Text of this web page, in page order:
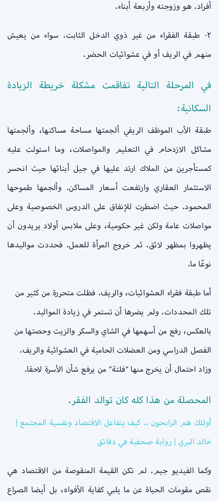
أفراد. هو وزوجته وأربعة أبناء.
٢- طبقة الفقراء من غير ذوي الدخل الثابت. سواء من يعيش
منهم في الريف أو في عشوائيات الحضر.
في المرحلة التالية تفاقمت مشكلة خريطة الزيادة
السكانية:
طبقة الأب الموظف الريفي ألجمتها مساحة مساكنها، وألجمتها
مشاكل الازدحام في التعليم والمواصلات، وما استولت عليه
كمستأجرين من الملاك ارتد عليها في جيل أبنائها حيث انحسر
الاستثمار العقاري وارتفعت أسعار المساكن. وألجمها طموحها
المحمود. حيث اضطرت للإنفاق على الدروس الخصوصية وعلى
مواصلات عامة ولكن غير حكومية، وعلى ملابس أولاد يريدون أن
يظهروا بمظهر لائق. ثم خروج المرأة للعمل. فحددت مواليدها
نوعًا ما.
أما طبقة فقراء العشوائيات، والريف. فظلت متحررة من كثير من
تلك المحددات. ولم يضرها أن تستمر في زيادة المواليد.
بالعكس، رفع من أسهمها في الشاي والسكر والزيت وحصتها من
الفصل الدراسي ومن العضلات الحامية في العشوائية والريف.
وزاد احتمال أن يخرج منها “فلتة” من يرفع شأن الأسرة لاحقا.
المحصلة من هذا كله كان توالد الفقر.
أولئك هم الرابحون .. كيف يتفاعل الاقتصاد ونفسية المجتمع |
خالد البري | رواية صحفية في دقائق
وكما الفيديو جيم. لم تكن القيمة المنقوصة من الاقتصاد هي
نقص مقومات الحياة عن ما يلبي كفاية الأفواه، بل أيضا الصراع